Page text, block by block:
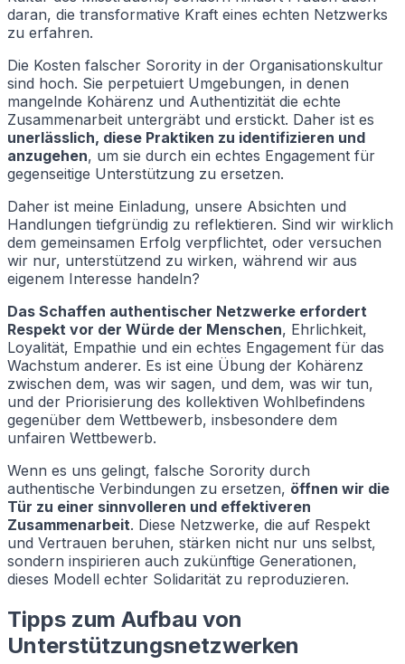
daran, die transformative Kraft eines echten Netzwerks
zu erfahren.
Die Kosten falscher Sorority in der Organisationskultur
sind hoch. Sie perpetuiert Umgebungen, in denen
mangelnde Kohärenz und Authentizität die echte
Zusammenarbeit untergräbt und erstickt. Daher ist es
unerlässlich, diese Praktiken zu identifizieren und
anzugehen, um sie durch ein echtes Engagement für
gegenseitige Unterstützung zu ersetzen.
Daher ist meine Einladung, unsere Absichten und
Handlungen tiefgründig zu reflektieren. Sind wir wirklich
dem gemeinsamen Erfolg verpflichtet, oder versuchen
wir nur, unterstützend zu wirken, während wir aus
eigenem Interesse handeln?
Das Schaffen authentischer Netzwerke erfordert
Respekt vor der Würde der Menschen, Ehrlichkeit,
Loyalität, Empathie und ein echtes Engagement für das
Wachstum anderer. Es ist eine Übung der Kohärenz
zwischen dem, was wir sagen, und dem, was wir tun,
und der Priorisierung des kollektiven Wohlbefindens
gegenüber dem Wettbewerb, insbesondere dem
unfairen Wettbewerb.
Wenn es uns gelingt, falsche Sorority durch
authentische Verbindungen zu ersetzen, öffnen wir die
Tür zu einer sinnvolleren und effektiveren
Zusammenarbeit. Diese Netzwerke, die auf Respekt
und Vertrauen beruhen, stärken nicht nur uns selbst,
sondern inspirieren auch zukünftige Generationen,
dieses Modell echter Solidarität zu reproduzieren.
Tipps zum Aufbau von
Unterstützungsnetzwerken